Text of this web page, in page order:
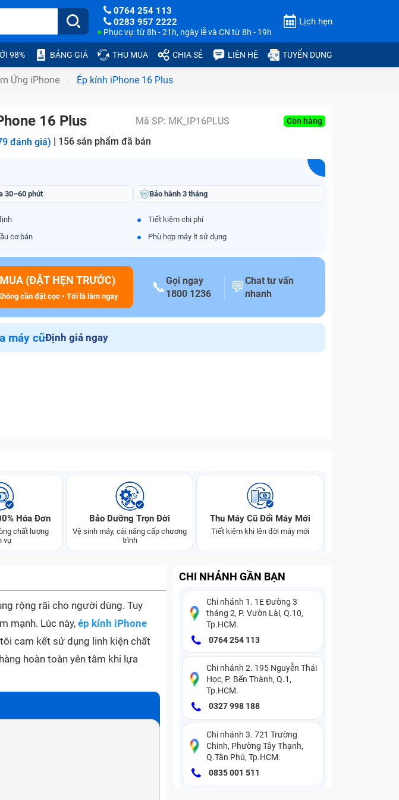
0764 254 113
0283 957 2222
Phục vụ: từ 8h - 21h, ngày lễ và CN từ 8h - 19h
Lịch hẹn
98% BẢNG GIÁ THU MUA CHIA SẺ LIÊN HỆ TUYỂN DỤNG
Ứng iPhone Ép kính iPhone 16 Plus
16 Plus Mã SP: MK_IP16PLUS Còn hàng
đánh giá) | 156 sản phẩm đã bán
30–60 phút Bảo hành 3 tháng
cơ bản
Tiết kiệm chi phí
Phù hợp máy ít sử dụng
MUA (ĐẶT HẸN TRƯỚC)
cần đặt cọc • Tới là làm ngay
📞Gọi ngay
1800 1236
💬Chat tư vấn
nhanh
máy cũĐịnh giá ngay
Hóa Đơn
chất lượng
vụ
Bảo Dưỡng Trọn Đời
Vệ sinh máy, cài nâng cấp chương
trình
Thu Máy Cũ Đổi Máy Mới
Tiết kiệm khi lên đời máy mới
rộng rãi cho người dùng. Tuy
mạnh. Lúc này, ép kính iPhone
cam kết sử dụng linh kiện chất
hoàn toàn yên tâm khi lựa
CHI NHÁNH GẦN BẠN
Chi nhánh 1. 1E Đường 3
tháng 2, P. Vườn Lài, Q.10,
Tp.HCM.
0764 254 113
Chi nhánh 2. 195 Nguyễn Thái
Học, P. Bến Thành, Q.1,
Tp.HCM.
0327 998 188
Chi nhánh 3. 721 Trường
Chinh, Phường Tây Thạnh,
Q.Tân Phú, Tp.HCM.
0835 001 511